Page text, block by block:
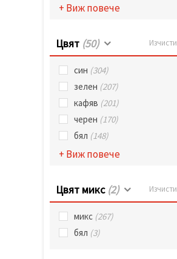
+ Виж повече
Цвят (50) Изчисти
син (304)
зелен (207)
кафяв (201)
черен (170)
бял (148)
+ Виж повече
Цвят микс (2) Изчисти
микс (267)
бял (3)